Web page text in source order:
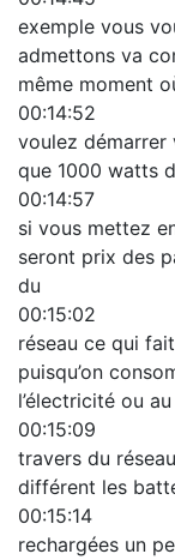
exemple vous
admettons va
même moment
00:14:52
voulez démarrer
que 1000 watts
00:14:57
si vous mettez
seront prix des
du
00:15:02
réseau ce qui
puisqu’on
l’électricité ou au
00:15:09
travers du
différent les
00:15:14
rechargées un